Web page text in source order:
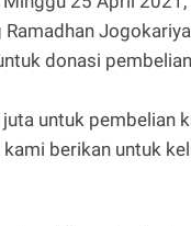
donasi
untuk pembelian
berikan untuk